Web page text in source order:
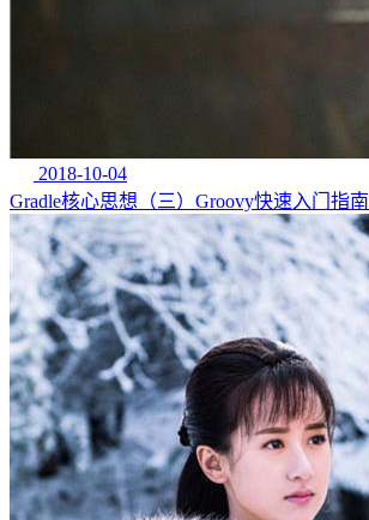
2018-10-04
Gradle核心思想（三）Groovy快速入门指南